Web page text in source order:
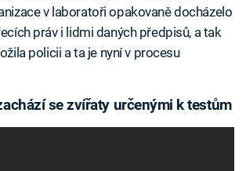
v laboratoři opakovaně docházelo
práv i lidmi daných předpisů, a tak
policii a ta je nyní v procesu
se zvířaty určenými k testům